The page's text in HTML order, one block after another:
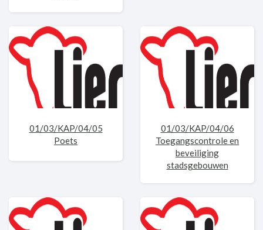
01/03/KAP/04/05
Poets
01/03/KAP/04/06
Toegangscontrole en
beveiliging
stadsgebouwen